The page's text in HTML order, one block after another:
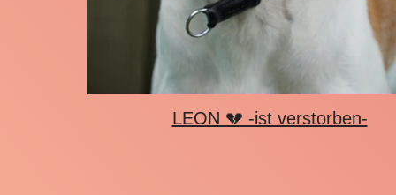
LEON 💔 -ist verstorben-